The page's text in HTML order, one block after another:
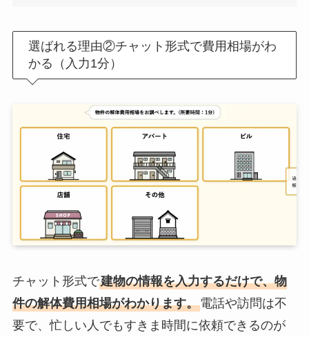
選ばれる理由②チャット形式で費用相場がわ
かる（入力1分）
チャット形式で建物の情報を入力するだけで、物
件の解体費用相場がわかります。電話や訪問は不
要で、忙しい人でもすきま時間に依頼できるのが